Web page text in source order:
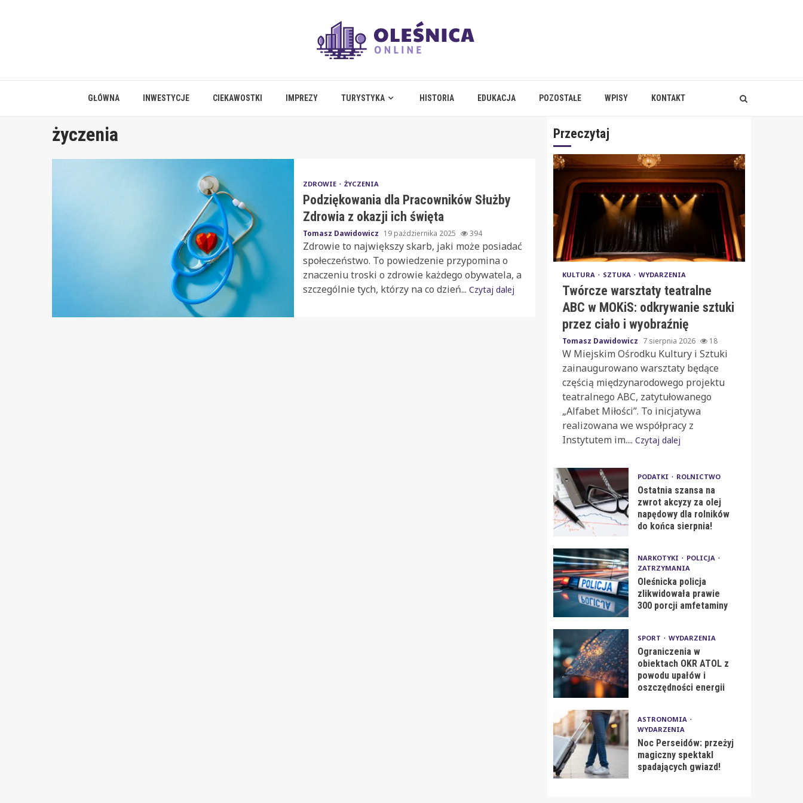
GŁÓWNA INWESTYCJE CIEKAWOSTKI IMPREZY TURYSTYKA HISTORIA EDUKACJA POZOSTAŁE WPISY KONTAKT
życzenia
ZDROWIE ŻYCZENIA
Podziękowania dla Pracowników Służby
Zdrowia z okazji ich święta
Tomasz Dawidowicz 19 października 2025 394
Zdrowie to największy skarb, jaki może posiadać
społeczeństwo. To powiedzenie przypomina o
znaczeniu troski o zdrowie każdego obywatela, a
szczególnie tych, którzy na co dzień... Czytaj dalej
Przeczytaj
KULTURA SZTUKA WYDARZENIA
Twórcze warsztaty teatralne
ABC w MOKiS: odkrywanie sztuki
przez ciało i wyobraźnię
Tomasz Dawidowicz 7 sierpnia 2026 18
W Miejskim Ośrodku Kultury i Sztuki
zainaugurowano warsztaty będące
częścią międzynarodowego projektu
teatralnego ABC, zatytułowanego
„Alfabet Miłości”. To inicjatywa
realizowana we współpracy z
Instytutem im.... Czytaj dalej
PODATKI ROLNICTWO
Ostatnia szansa na
zwrot akcyzy za olej
napędowy dla rolników
do końca sierpnia!
NARKOTYKI
POLICJA
ZATRZYMANIA
Oleśnicka policja
zlikwidowała prawie
300 porcji amfetaminy
SPORT WYDARZENIA
Ograniczenia w
obiektach OKR ATOL z
powodu upałów i
oszczędności energii
ASTRONOMIA
WYDARZENIA
Noc Perseidów: przeżyj
magiczny spektakl
spadających gwiazd!